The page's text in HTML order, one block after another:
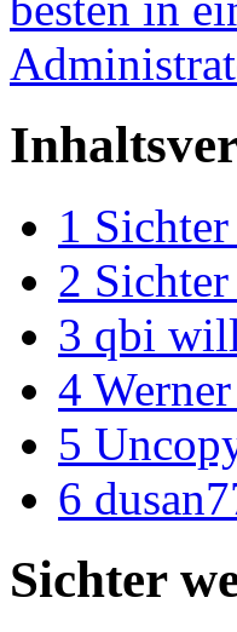
1
2
3 qbi
4
5
6
Sichter